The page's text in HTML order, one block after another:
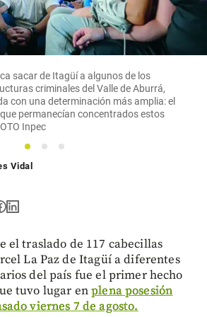
sacar de Itagüí a algunos de los
criminales del Valle de Aburrá,
con una determinación más amplia: el
permanecían concentrados estos
Inpec
1 2
3
Vidal
el traslado de 117 cabecillas
La Paz de Itagüí a diferentes
del país fue el primer hecho
tuvo lugar enplena posesión
viernes 7 de agosto.